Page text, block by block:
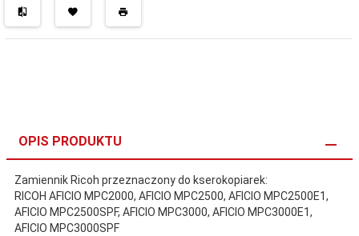
OPIS PRODUKTU
Zamiennik Ricoh przeznaczony do kserokopiarek:
RICOH AFICIO MPC2000, AFICIO MPC2500, AFICIO MPC2500E1,
AFICIO MPC2500SPF, AFICIO MPC3000, AFICIO MPC3000E1,
AFICIO MPC3000SPF